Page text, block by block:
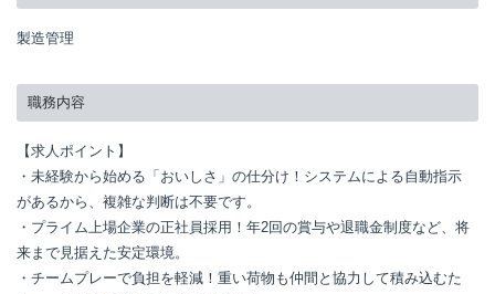
製造管理
職務内容
【求人ポイント】
・未経験から始める「おいしさ」の仕分け！システムによる自動指示
があるから、複雑な判断は不要です。
・プライム上場企業の正社員採用！年2回の賞与や退職金制度など、将
来まで見据えた安定環境。
・チームプレーで負担を軽減！重い荷物も仲間と協力して積み込むた